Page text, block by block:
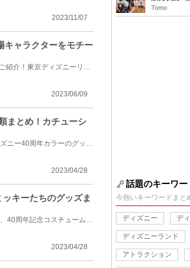
2023/11/07
キャラクターをモチー
2023年7月10日(月)発売のハーモニーインカラーグッズを全種類まとめてご紹介！東京ディズニーリゾート40...
2023/06/09
まとめ！カチューシ
2023年4月10日(月)からディズニー40周年グッズが登場！その中からディズニー40周年カラーのグッズ全18種...
2023/04/28
キーたちのグッズま
2023年4月10日(月)発売のディズニー40周年グッズ！今回は、その中から、40周年記念コスチュームを着たミ...
2023/04/28
をチェック
Tomo
話題のキーワー
今熱いキーワードまと
ディズニー デ
ディズニーランド
アトラクション